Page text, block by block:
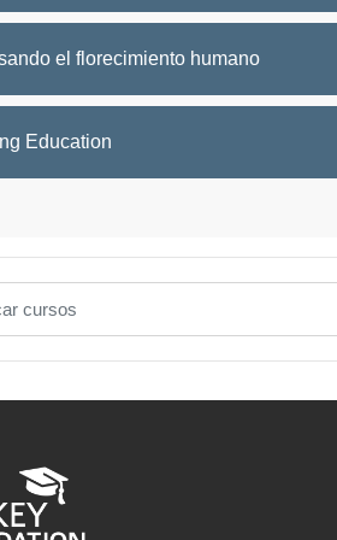
el florecimiento humano
Education
cursos